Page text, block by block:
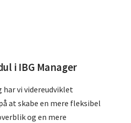
i IBG Manager
har vi videreudviklet
at skabe en mere fleksibel
og en mere